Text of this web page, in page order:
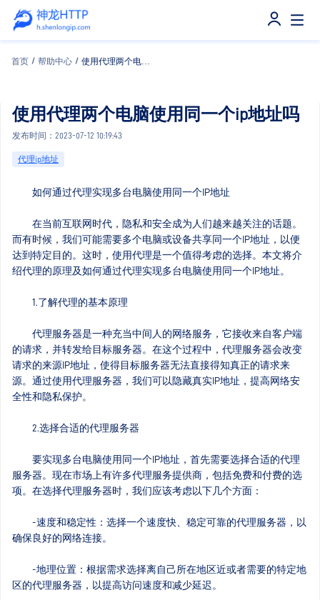
首页 / 帮助中心 /
使用代理两个电脑使用同一个ip地址吗
发布时间：2023-07-12 10:19:43
代理ip地址
如何通过代理实现多台电脑使用同一个IP地址
在当前互联网时代，隐私和安全成为人们越来越关注的话题。
而有时候，我们可能需要多个电脑或设备共享同一个IP地址，以便
达到特定目的。这时，使用代理是一个值得考虑的选择。本文将介
绍代理的原理及如何通过代理实现多台电脑使用同一个IP地址。
1.了解代理的基本原理
代理服务器是一种充当中间人的网络服务，它接收来自客户端
的请求，并转发给目标服务器。在这个过程中，代理服务器会改变
请求的来源IP地址，使得目标服务器无法直接得知真正的请求来
源。通过使用代理服务器，我们可以隐藏真实IP地址，提高网络安
全性和隐私保护。
2.选择合适的代理服务器
要实现多台电脑使用同一个IP地址，首先需要选择合适的代理
服务器。现在市场上有许多代理服务提供商，包括免费和付费的选
项。在选择代理服务器时，我们应该考虑以下几个方面：
-速度和稳定性：选择一个速度快、稳定可靠的代理服务器，以
确保良好的网络连接。
-地理位置：根据需求选择离自己所在地区近或者需要的特定地
区的代理服务器，以提高访问速度和减少延迟。